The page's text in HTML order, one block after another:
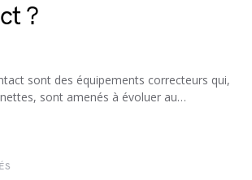
?
sont des équipements correcteurs qui,
sont amenés à évoluer au…